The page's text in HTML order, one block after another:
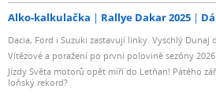
Alko-kalkulačka Rallye Dakar 2025
Dacia, Ford i Suzuki zastavují linky. Vyschlý Dunaj
Vítězové a poražení po první polovině sezóny 2026
Jízdy Světa motorů opět míří do Letňan! Pátého
loňský rekord?